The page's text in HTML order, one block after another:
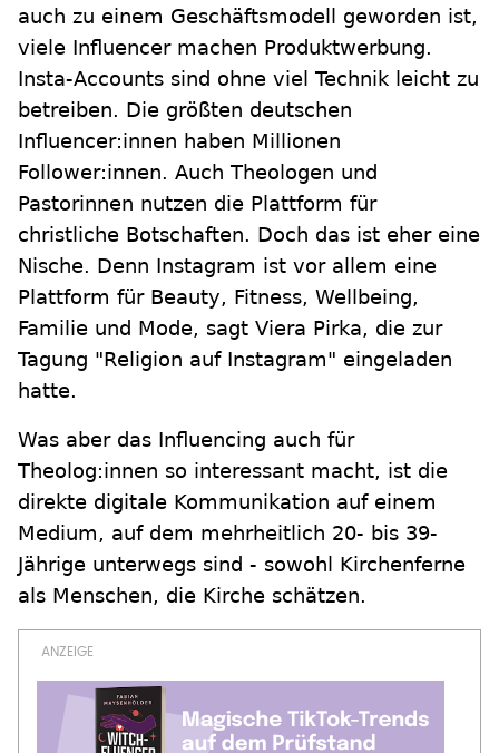
auch zu einem Geschäftsmodell geworden ist,
viele Influencer machen Produktwerbung.
Insta-Accounts sind ohne viel Technik leicht zu
betreiben. Die größten deutschen
Influencer:innen haben Millionen
Follower:innen. Auch Theologen und
Pastorinnen nutzen die Plattform für
christliche Botschaften. Doch das ist eher eine
Nische. Denn Instagram ist vor allem eine
Plattform für Beauty, Fitness, Wellbeing,
Familie und Mode, sagt Viera Pirka, die zur
Tagung "Religion auf Instagram" eingeladen
hatte.
Was aber das Influencing auch für
Theolog:innen so interessant macht, ist die
direkte digitale Kommunikation auf einem
Medium, auf dem mehrheitlich 20- bis 39-
Jährige unterwegs sind - sowohl Kirchenferne
als Menschen, die Kirche schätzen.